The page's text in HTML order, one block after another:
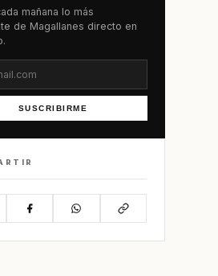
mañana lo más
de Magallanes directo en
SUSCRIBIRME